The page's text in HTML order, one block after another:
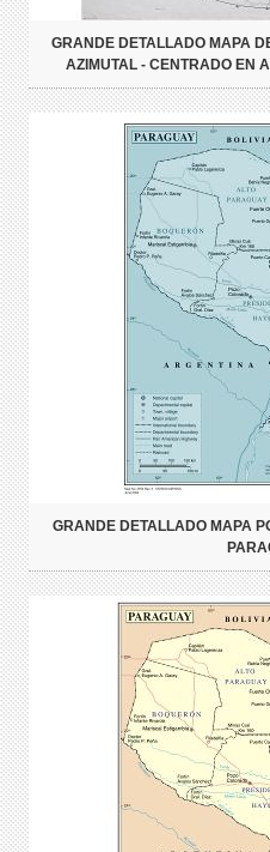
GRANDE DETALLADO MAPA
AZIMUTAL - CENTRADO EN
GRANDE DETALLADO MAPA